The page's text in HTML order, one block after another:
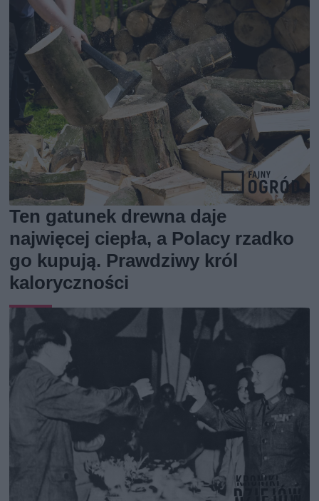
Ten gatunek drewna daje
najwięcej ciepła, a Polacy rzadko
go kupują. Prawdziwy król
kaloryczności